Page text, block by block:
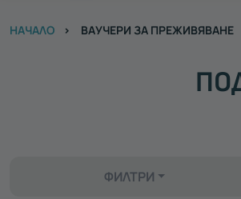
НАЧАЛО ВАУЧЕРИ ЗА ПРЕЖИВЯВАНЕ
ФИЛТРИ